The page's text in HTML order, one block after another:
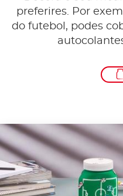
preferires. Por
do futebol, podes